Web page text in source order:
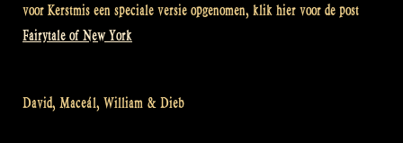
voor Kerstmis een speciale versie opgenomen, klik hier voor de post
Fairytale of New York
David, Maceál, William & Dieb